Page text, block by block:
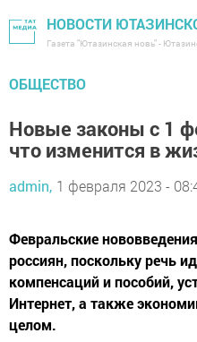
НОВОСТИ
Газета "Ютазинская новь" -
ОБЩЕСТВО
Новые законы с 1
что изменится в
admin, 1 февраля 2023 -
Февральские
россиян, поскольку речь
компенсаций и пособий,
Интернет, а также
целом.